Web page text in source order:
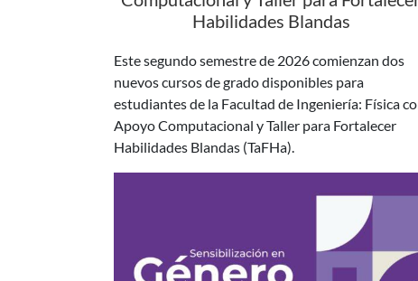
Este segundo semestre de 2026 comienzan dos
nuevos cursos de grado disponibles para
estudiantes de la Facultad de Ingeniería: Física con
Apoyo Computacional y Taller para Fortalecer
Habilidades Blandas (TaFHa).